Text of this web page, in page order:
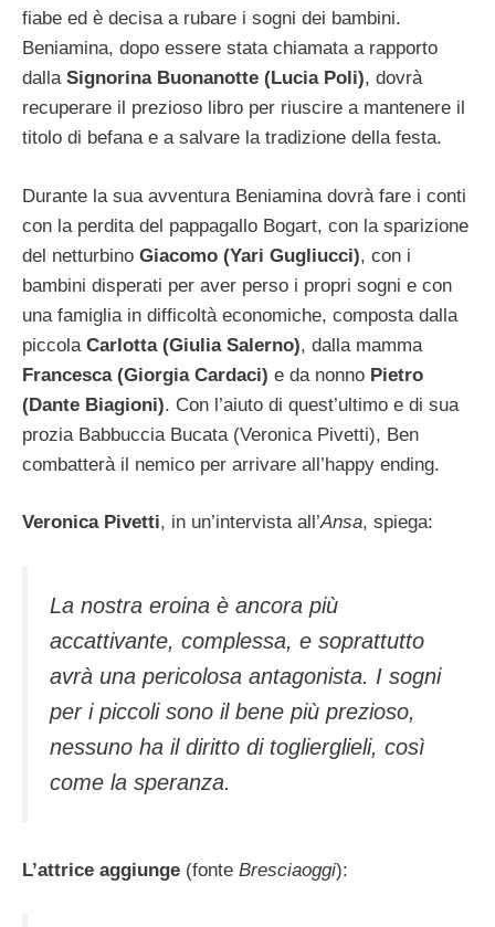
fiabe ed è decisa a rubare i sogni dei bambini.
Beniamina, dopo essere stata chiamata a rapporto
dalla Signorina Buonanotte (Lucia Poli), dovrà
recuperare il prezioso libro per riuscire a mantenere il
titolo di befana e a salvare la tradizione della festa.
Durante la sua avventura Beniamina dovrà fare i conti
con la perdita del pappagallo Bogart, con la sparizione
del netturbino Giacomo (Yari Gugliucci), con i
bambini disperati per aver perso i propri sogni e con
una famiglia in difficoltà economiche, composta dalla
piccola Carlotta (Giulia Salerno), dalla mamma
Francesca (Giorgia Cardaci) e da nonno Pietro
(Dante Biagioni). Con l’aiuto di quest’ultimo e di sua
prozia Babbuccia Bucata (Veronica Pivetti), Ben
combatterà il nemico per arrivare all’happy ending.
Veronica Pivetti, in un’intervista all’Ansa, spiega:
La nostra eroina è ancora più
accattivante, complessa, e soprattutto
avrà una pericolosa antagonista. I sogni
per i piccoli sono il bene più prezioso,
nessuno ha il diritto di toglierglieli, così
come la speranza.
L’attrice aggiunge (fonte Bresciaoggi):